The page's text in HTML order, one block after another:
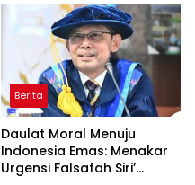
Indonesia di Tingkat
Global
Berita
Daulat Moral Menuju
Indonesia Emas: Menakar
Urgensi Falsafah Siri’